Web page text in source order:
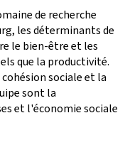
de recherche
les déterminants de
le bien-être et les
que la productivité.
sociale et la
sont la
et l'économie sociale